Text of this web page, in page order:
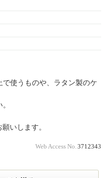
で使うものや、ラタン製のケ
いします。
Web Access No. 3712343